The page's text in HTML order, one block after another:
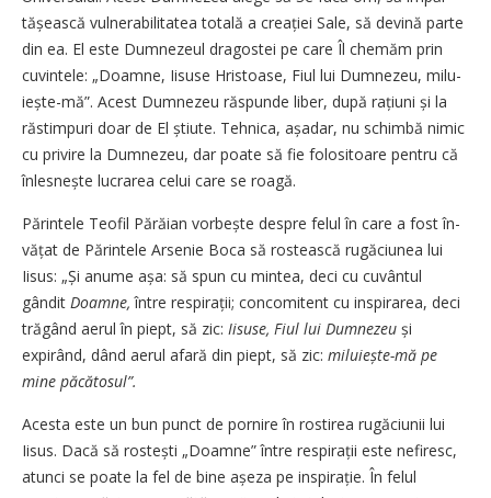
tășească vulnerabilitatea totală a creației Sale, să devină parte
din ea. El este Dumnezeul dragostei pe care Îl chemăm prin
cuvintele: „Doamne, Iisuse Hristoase, Fiul lui Dumnezeu, milu­
ieș­te-mă”. Acest Dumnezeu răspunde liber, după rațiuni și la
răstimpuri doar de El știute. Tehnica, așadar, nu schimbă nimic
cu privire la Dumnezeu, dar poate să fie folositoare pentru că
înles­nește lucrarea celui care se roagă.
Părintele Teofil Părăian vor­bește despre felul în care a fost în­
vățat de Părintele Arsenie Boca să rostească rugăciunea lui
Iisus: „Și anume așa: să spun cu mintea, deci cu cuvântul
gândit Doamne,între respirații; concomitent cu inspirarea, deci
trăgând aerul în piept, să zic: Iisuse, Fiul lui Dumnezeu și
expirând, dând aerul afară din piept, să zic: miluiește-mă pe
mine păcătosul”.
Acesta este un bun punct de pornire în rostirea rugăciunii lui
Iisus. Dacă să rostești „Doamne” între respirații este nefiresc,
atunci se poate la fel de bine așeza pe inspirație. În felul